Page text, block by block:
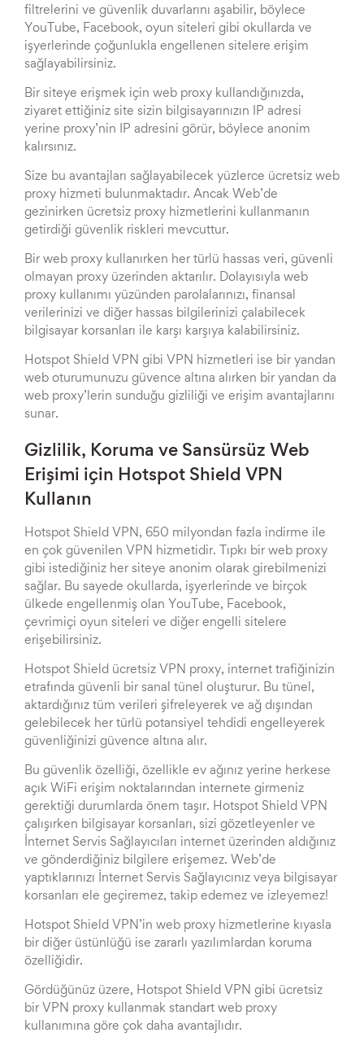
filtrelerini ve güvenlik duvarlarını aşabilir, böylece
YouTube, Facebook, oyun siteleri gibi okullarda ve
işyerlerinde çoğunlukla engellenen sitelere erişim
sağlayabilirsiniz.
Bir siteye erişmek için web proxy kullandığınızda,
ziyaret ettiğiniz site sizin bilgisayarınızın IP adresi
yerine proxy’nin IP adresini görür, böylece anonim
kalırsınız.
Size bu avantajları sağlayabilecek yüzlerce ücretsiz web
proxy hizmeti bulunmaktadır. Ancak Web’de
gezinirken ücretsiz proxy hizmetlerini kullanmanın
getirdiği güvenlik riskleri mevcuttur.
Bir web proxy kullanırken her türlü hassas veri, güvenli
olmayan proxy üzerinden aktarılır. Dolayısıyla web
proxy kullanımı yüzünden parolalarınızı, finansal
verilerinizi ve diğer hassas bilgilerinizi çalabilecek
bilgisayar korsanları ile karşı karşıya kalabilirsiniz.
Hotspot Shield VPN gibi VPN hizmetleri ise bir yandan
web oturumunuzu güvence altına alırken bir yandan da
web proxy’lerin sunduğu gizliliği ve erişim avantajlarını
sunar.
Gizlilik, Koruma ve Sansürsüz Web
Erişimi için Hotspot Shield VPN
Kullanın
Hotspot Shield VPN, 650 milyondan fazla indirme ile
en çok güvenilen VPN hizmetidir. Tıpkı bir web proxy
gibi istediğiniz her siteye anonim olarak girebilmenizi
sağlar. Bu sayede okullarda, işyerlerinde ve birçok
ülkede engellenmiş olan YouTube, Facebook,
çevrimiçi oyun siteleri ve diğer engelli sitelere
erişebilirsiniz.
Hotspot Shield ücretsiz VPN proxy, internet trafiğinizin
etrafında güvenli bir sanal tünel oluşturur. Bu tünel,
aktardığınız tüm verileri şifreleyerek ve ağ dışından
gelebilecek her türlü potansiyel tehdidi engelleyerek
güvenliğinizi güvence altına alır.
Bu güvenlik özelliği, özellikle ev ağınız yerine herkese
açık WiFi erişim noktalarından internete girmeniz
gerektiği durumlarda önem taşır. Hotspot Shield VPN
çalışırken bilgisayar korsanları, sizi gözetleyenler ve
İnternet Servis Sağlayıcıları internet üzerinden aldığınız
ve gönderdiğiniz bilgilere erişemez. Web’de
yaptıklarınızı İnternet Servis Sağlayıcınız veya bilgisayar
korsanları ele geçiremez, takip edemez ve izleyemez!
Hotspot Shield VPN’in web proxy hizmetlerine kıyasla
bir diğer üstünlüğü ise zararlı yazılımlardan koruma
özelliğidir.
Gördüğünüz üzere, Hotspot Shield VPN gibi ücretsiz
bir VPN proxy kullanmak standart web proxy
kullanımına göre çok daha avantajlıdır.